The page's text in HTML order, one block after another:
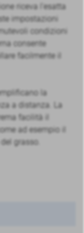
riceva l’esatta
impostazioni
condizioni
consente
facilmente il
la
a distanza. La
facilità il
ad esempio il
grasso.